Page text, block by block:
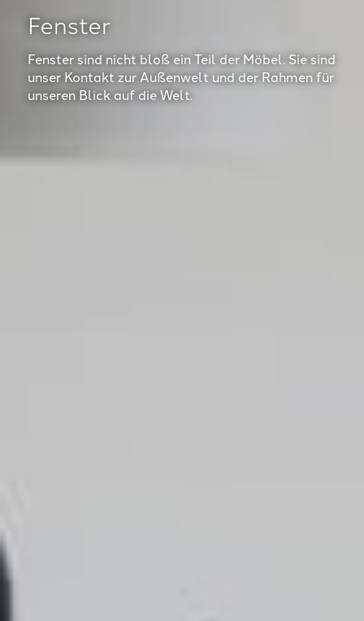
Fenster
Fenster sind nicht bloß ein Teil der Möbel. Sie sind
unser Kontakt zur Außenwelt und der Rahmen für
unseren Blick auf die Welt.